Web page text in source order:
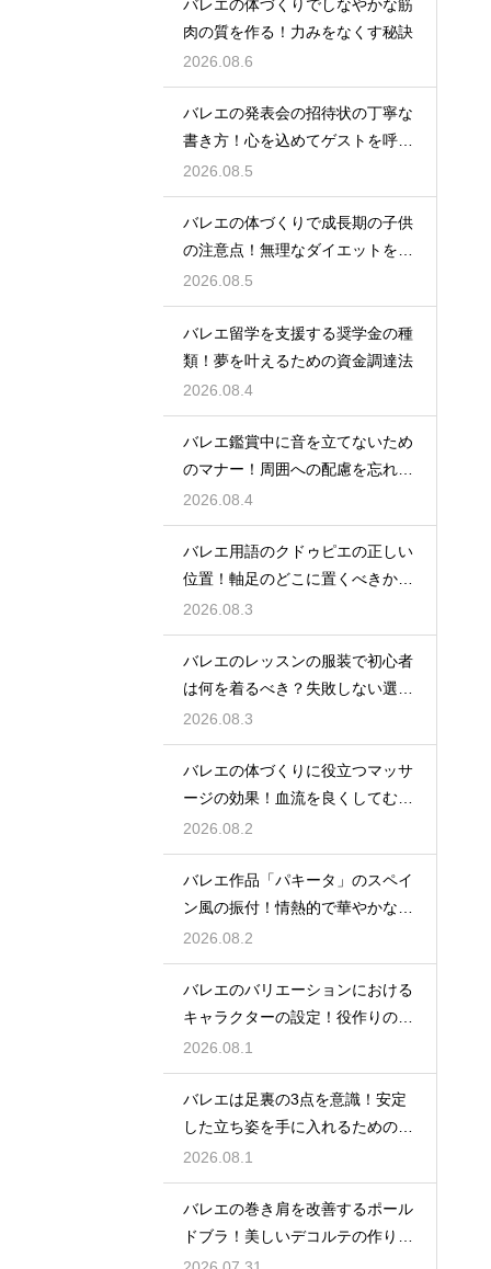
バレエの体づくりでしなやかな筋
肉の質を作る！力みをなくす秘訣
2026.08.6
バレエの発表会の招待状の丁寧な
書き方！心を込めてゲストを呼ぶ
コツ
2026.08.5
バレエの体づくりで成長期の子供
の注意点！無理なダイエットを防
ぎ健康に
2026.08.5
バレエ留学を支援する奨学金の種
類！夢を叶えるための資金調達法
2026.08.4
バレエ鑑賞中に音を立てないため
のマナー！周囲への配慮を忘れず
に
2026.08.4
バレエ用語のクドゥピエの正しい
位置！軸足のどこに置くべきかを
徹底解説
2026.08.3
バレエのレッスンの服装で初心者
は何を着るべき？失敗しない選び
方
2026.08.3
バレエの体づくりに役立つマッサ
ージの効果！血流を良くしてむく
みスッキリ
2026.08.2
バレエ作品「パキータ」のスペイ
ン風の振付！情熱的で華やかな舞
台の魅力
2026.08.2
バレエのバリエーションにおける
キャラクターの設定！役作りの重
要性
2026.08.1
バレエは足裏の3点を意識！安定
した立ち姿を手に入れるための秘
訣
2026.08.1
バレエの巻き肩を改善するポール
ドブラ！美しいデコルテの作り方
とは